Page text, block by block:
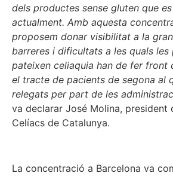
dels productes sense gluten que
actualment. Amb aquesta
proposem donar visibilitat a la
barreres i dificultats a les quals les
pateixen celiaquia han de fer front
el tracte de pacients de segona al
relegats per part de les
va declarar José Molina, president
Celíacs de Catalunya.
La concentració a Barcelona va